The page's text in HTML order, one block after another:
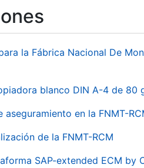
la Fábrica Nacional De
blanco DIN A-4 de 80
en la FNMT-
de la FNMT-RCM
SAP-extended ECM by